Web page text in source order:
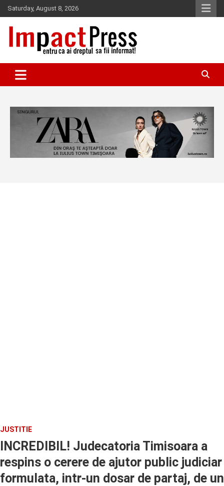
Skip
to
content
Saturday, August 8, 2026
IMPACTPRESS
JUSTITIE
INCREDIBIL! Judecatoria Timisoara a
respins o cerere de ajutor public judiciar
formulata, intr-un dosar de partaj, de un